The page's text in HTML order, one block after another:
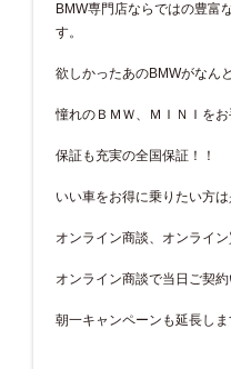
BMW専門店ならではの豊富
す。
欲しかったあのBMWがなん
憧れのＢＭＷ、ＭＩＮＩをお
保証も充実の全国保証！！
いい車をお得に乗りたい方
オンライン商談、オンライ
オンライン商談で当日ご契
朝一キャンペーンも延長しま